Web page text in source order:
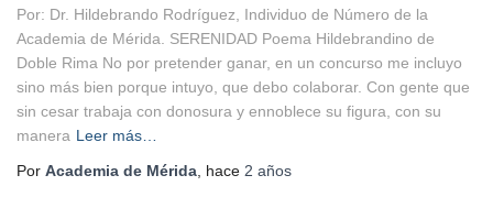
Por: Dr. Hildebrando Rodríguez, Individuo de Número de la
Academia de Mérida. SERENIDAD Poema Hildebrandino de
Doble Rima No por pretender ganar, en un concurso me incluyo
sino más bien porque intuyo, que debo colaborar. Con gente que
sin cesar trabaja con donosura y ennoblece su figura, con su
manera Leer más…
Por Academia de Mérida , hace 2 años